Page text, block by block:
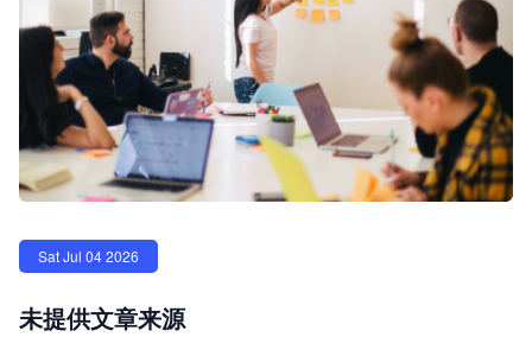
Sat Jul 04 2026
未提供文章来源